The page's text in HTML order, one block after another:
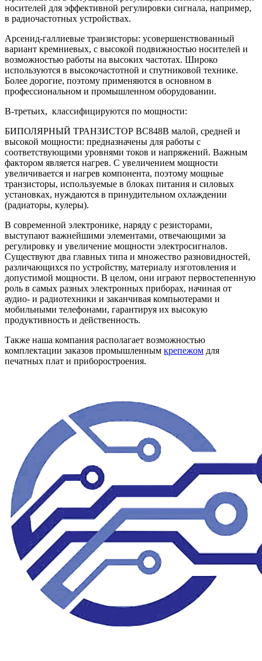
носителей для эффективной регулировки сигнала, например,
в радиочастотных устройствах.
Арсенид-галлиевые транзисторы: усовершенствованный
вариант кремниевых, с высокой подвижностью носителей и
возможностью работы на высоких частотах. Широко
используются в высокочастотной и спутниковой технике.
Более дорогие, поэтому применяются в основном в
профессиональном и промышленном оборудовании.
В-третьих, классифицируются по мощности:
БИПОЛЯРНЫЙ ТРАНЗИСТОР BC848B малой, средней и
высокой мощности: предназначены для работы с
соответствующими уровнями токов и напряжений. Важным
фактором является нагрев. С увеличением мощности
увеличивается и нагрев компонента, поэтому мощные
транзисторы, используемые в блоках питания и силовых
установках, нуждаются в принудительном охлаждении
(радиаторы, кулеры).
В современной электронике, наряду с резисторами,
выступают важнейшими элементами, отвечающими за
регулировку и увеличение мощности электросигналов.
Существуют два главных типа и множество разновидностей,
различающихся по устройству, материалу изготовления и
допустимой мощности. В целом, они играют первостепенную
роль в самых разных электронных приборах, начиная от
аудио- и радиотехники и заканчивая компьютерами и
мобильными телефонами, гарантируя их высокую
продуктивность и действенность.
Также наша компания располагает возможностью
комплектации заказов промышленным крепежом для
печатных плат и приборостроения.